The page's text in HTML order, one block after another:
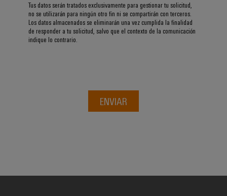
Tus datos serán tratados exclusivamente para gestionar tu solicitud,
no se utilizarán para ningún otro fin ni se compartirán con terceros.
Los datos almacenados se eliminarán una vez cumplida la finalidad
de responder a tu solicitud, salvo que el contexto de la comunicación
indique lo contrario.
ENVIAR